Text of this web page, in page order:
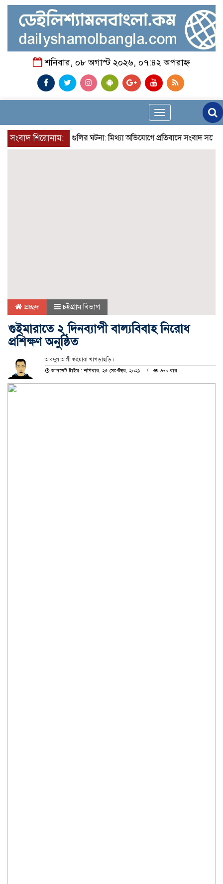
শনিবার, ০৮ অগাস্ট ২০২৬, ০৭:৪২ অপরাহ্ন
Toggle
navigation
সংবাদ শিরোনাম:গোলাগুলির ঘটনা: মিথ্যা অভিযোগে প্রতিবাদে সংবাদ সম্মেলন ;
প্রচ্ছদ চট্টগ্রাম বিভাগ
গুইমারাতে ২ দিনব্যাপী বাল্যবিবাহ নিরোধ
প্রশিক্ষণ অনুষ্ঠিত
আবদুল আলী গুইমারা খাগড়াছড়ি।
আপডেট টাইম : শনিবার, ২৫ সেপ্টেম্বর, ২০২১
৩৯০ বার